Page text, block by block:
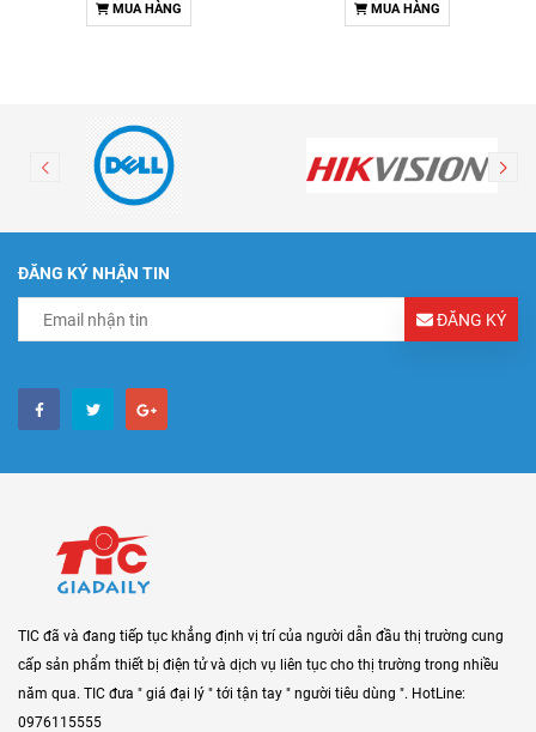
MUA HÀNG MUA HÀNG
ĐĂNG KÝ NHẬN TIN
ĐĂNG KÝ
TIC đã và đang tiếp tục khẳng định vị trí của người dẫn đầu thị trường cung
cấp sản phẩm thiết bị điện tử và dịch vụ liên tục cho thị trường trong nhiều
năm qua. TIC đưa " giá đại lý " tới tận tay " người tiêu dùng ". HotLine:
0976115555